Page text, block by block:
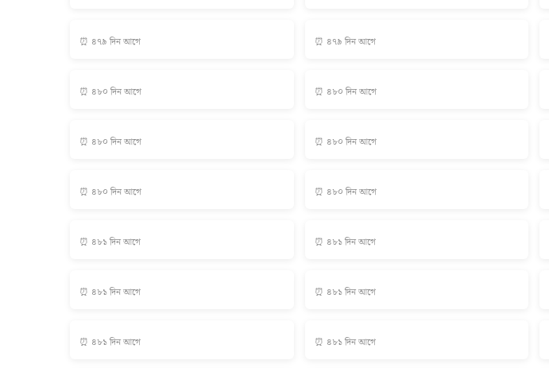
⏰ ৪৭৯ দিন আগে ⏰ ৪৭৯ দিন আগে
⏰ ৪৮০ দিন আগে ⏰ ৪৮০ দিন আগে
⏰ ৪৮০ দিন আগে ⏰ ৪৮০ দিন আগে
⏰ ৪৮০ দিন আগে ⏰ ৪৮০ দিন আগে
⏰ ৪৮১ দিন আগে ⏰ ৪৮১ দিন আগে
⏰ ৪৮১ দিন আগে ⏰ ৪৮১ দিন আগে
⏰ ৪৮১ দিন আগে ⏰ ৪৮১ দিন আগে